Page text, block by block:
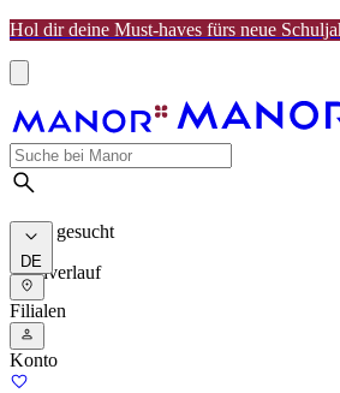
Hol dir deine Must-haves fürs neue
Meist gesucht
Suchverlauf
DE
Filialen
Konto